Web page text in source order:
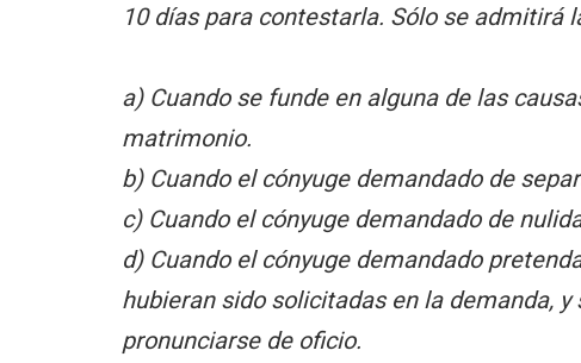
10 días para contestarla. Sólo se admitirá
a) Cuando se funde en alguna de las
matrimonio.
b) Cuando el cónyuge demandado de
c) Cuando el cónyuge demandado de
d) Cuando el cónyuge demandado
hubieran sido solicitadas en la demanda,
pronunciarse de oficio.